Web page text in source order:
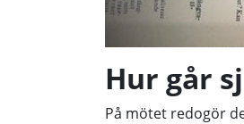
Hur går
På mötet redogör